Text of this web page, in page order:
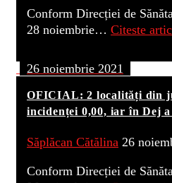
Conform Direcției de
28 noiembrie… Citeste
26 noiembrie 2021
OFICIAL: 2 localități din
incidenței 0,00, iar în Dej a
Săplăcan Cătălina 26
Conform Direcției de